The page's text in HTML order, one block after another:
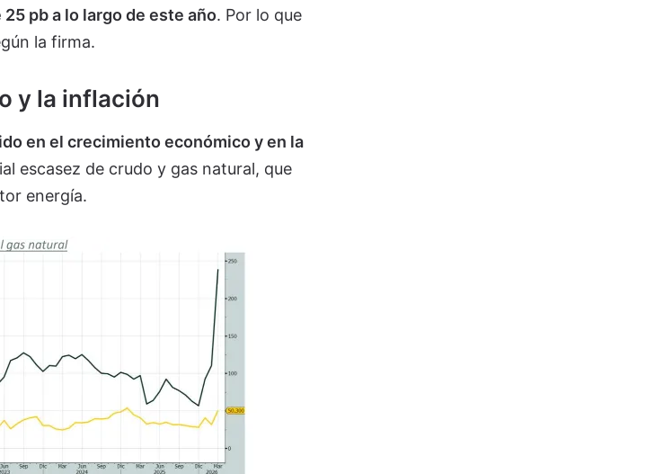
pb a lo largo de este año. Por lo que
la firma.
y la inflación
en el crecimiento económico y en la
escasez de crudo y gas natural, que
energía.